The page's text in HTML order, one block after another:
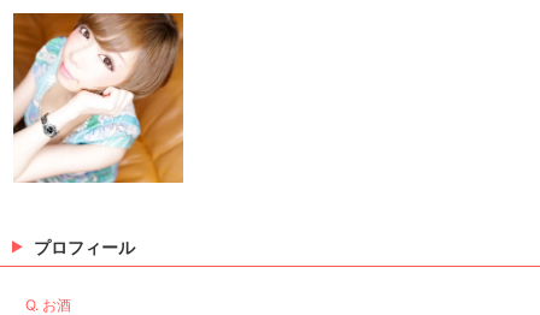
※情報はあくまで予定でキャストまたは出勤情報は一部です。詳細はお店にお問い合わせく
ださい。
プロフィール
Q. お酒